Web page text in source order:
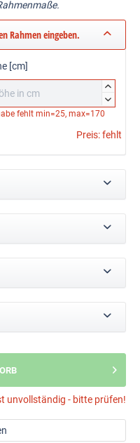
Rahmen eingeben.
[cm]


fehlt min=25, max=170
Preis:fehlt
unvollständig - bitte prüfen!